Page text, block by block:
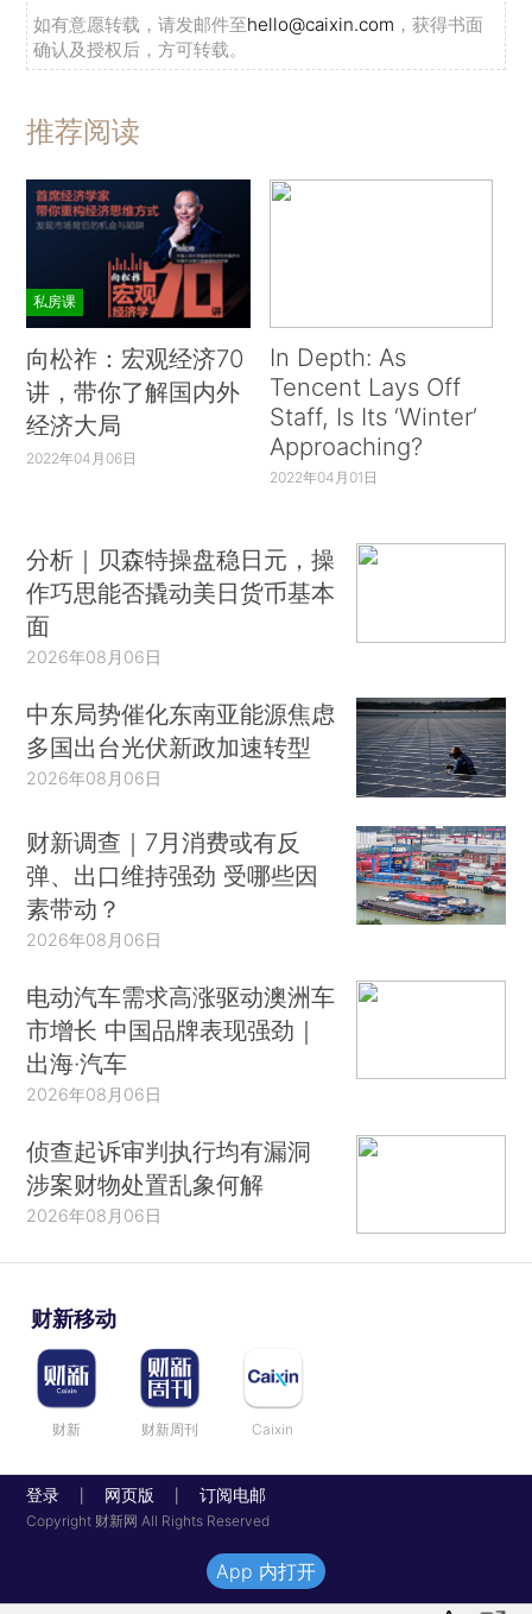
如有意愿转载，请发邮件至hello@caixin.com ，获得书面
确认及授权后，方可转载。
推荐阅读
私房课
向松祚：宏观经济70
讲，带你了解国内外
经济大局
2022年04月06日
In Depth: As
Tencent Lays Off
Staff, Is Its ‘Winter’
Approaching?
2022年04月01日
分析｜贝森特操盘稳日元，操
作巧思能否撬动美日货币基本
面
2026年08月06日
中东局势催化东南亚能源焦虑
多国出台光伏新政加速转型
2026年08月06日
财新调查｜7月消费或有反
弹、出口维持强劲 受哪些因
素带动？
2026年08月06日
电动汽车需求高涨驱动澳洲车
市增长 中国品牌表现强劲｜
出海·汽车
2026年08月06日
侦查起诉审判执行均有漏洞
涉案财物处置乱象何解
2026年08月06日
财新移动
财新 财新周刊 Caixin
登录 网页版 订阅电邮
Copyright 财新网 All Rights Reserved
App 内打开